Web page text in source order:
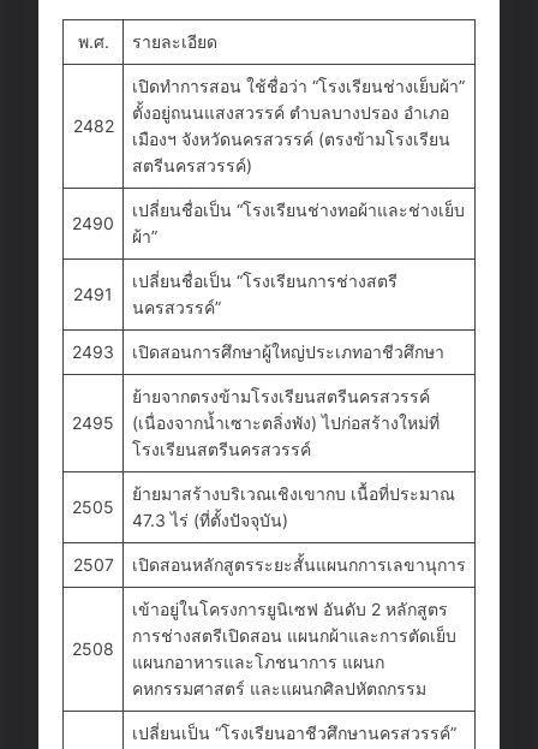
พ.ศ. รายละเอียด
2482
เปิดทำการสอน ใช้ชื่อว่า “โรงเรียนช่างเย็บผ้า”
ตั้งอยู่ถนนแสงสวรรค์ ตำบลบางปรอง อำเภอ
เมืองฯ จังหวัดนครสวรรค์ (ตรงข้ามโรงเรียน
สตรีนครสวรรค์)
2490
เปลี่ยนชื่อเป็น “โรงเรียนช่างทอผ้าและช่างเย็บ
ผ้า”
2491
เปลี่ยนชื่อเป็น “โรงเรียนการช่างสตรี
นครสวรรค์”
2493 เปิดสอนการศึกษาผู้ใหญ่ประเภทอาชีวศึกษา
2495
ย้ายจากตรงข้ามโรงเรียนสตรีนครสวรรค์
(เนื่องจากน้ำเซาะตลิ่งพัง) ไปก่อสร้างใหม่ที่
โรงเรียนสตรีนครสวรรค์
2505
ย้ายมาสร้างบริเวณเชิงเขากบ เนื้อที่ประมาณ
47.3 ไร่ (ที่ตั้งปัจจุบัน)
2507 เปิดสอนหลักสูตรระยะสั้นแผนกการเลขานุการ
2508
เข้าอยู่ในโครงการยูนิเซฟ อันดับ 2 หลักสูตร
การช่างสตรีเปิดสอน แผนกผ้าและการตัดเย็บ
แผนกอาหารและโภชนาการ แผนก
คหกรรมศาสตร์ และแผนกศิลปหัตถกรรม
เปลี่ยนเป็น “โรงเรียนอาชีวศึกษานครสวรรค์”